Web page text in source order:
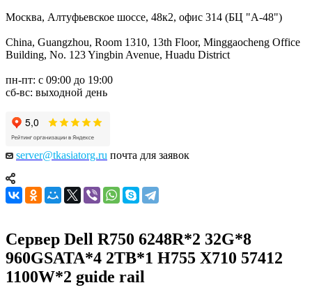
Москва, Алтуфьевское шоссе, 48к2, офис 314 (БЦ "А-48")
China, Guangzhou, Room 1310, 13th Floor, Minggaocheng Office
Building, No. 123 Yingbin Avenue, Huadu District
пн-пт: с 09:00 до 19:00
сб-вс: выходной день
server@tkasiatorg.ru почта для заявок
Сервер Dell R750 6248R*2 32G*8
960GSATA*4 2TB*1 H755 X710 57412
1100W*2 guide rail